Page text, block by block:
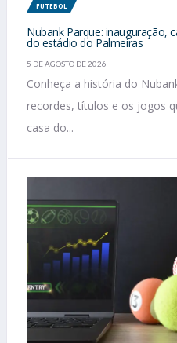
FUTEBOL
Nubank Parque: inauguração,
do estádio do Palmeiras
5 DE AGOSTO DE 2026
Conheça a história do
recordes, títulos e os jogos
casa do...